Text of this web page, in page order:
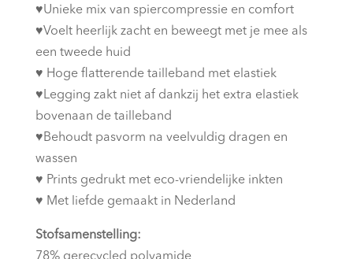
♥︎Unieke mix van spiercompressie en comfort
♥︎Voelt heerlijk zacht en beweegt met je mee als
een tweede huid
♥︎ Hoge flatterende tailleband met elastiek
♥︎Legging zakt niet af dankzij het extra elastiek
bovenaan de tailleband
♥︎Behoudt pasvorm na veelvuldig dragen en
wassen
♥︎ Prints gedrukt met eco-vriendelijke inkten
♥︎ Met liefde gemaakt in Nederland
Stofsamenstelling: